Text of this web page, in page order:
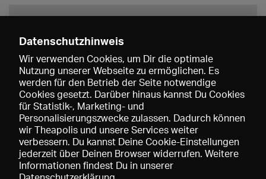
Speichern
Datenschutzhinweis
Wir verwenden Cookies, um Dir die optimale
Nutzung unserer Webseite zu ermöglichen. Es
werden für den Betrieb der Seite notwendige
Cookies gesetzt. Darüber hinaus kannst Du Cookies
für Statistik-, Marketing- und
Personalisierungszwecke zulassen. Dadurch können
wir Theapolis und unsere Services weiter
verbessern. Du kannst Deine Cookie-Einstellungen
jederzeit über Deinen Browser widerrufen. Weitere
Informationen findest Du in unserer